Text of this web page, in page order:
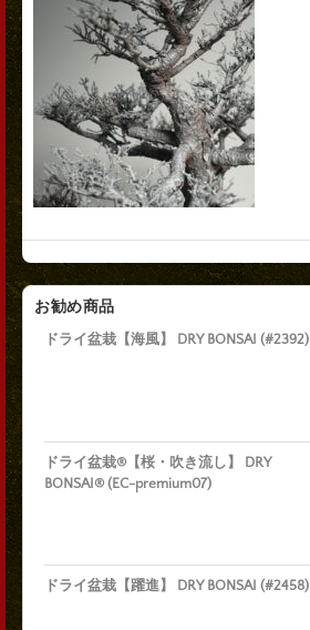
お勧め商品
ドライ盆栽【海風】 DRY BONSAI (#2392)
ドライ盆栽®【桜・吹き流し】 DRY
BONSAI® (EC-premium07)
ドライ盆栽【躍進】 DRY BONSAI (#2458)